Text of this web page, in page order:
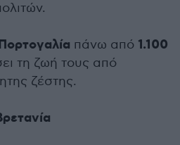
πάνω από 1.100
τη ζωή τους από
ζέστης.